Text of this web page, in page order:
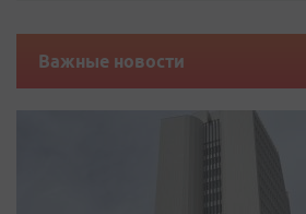
Важные новости